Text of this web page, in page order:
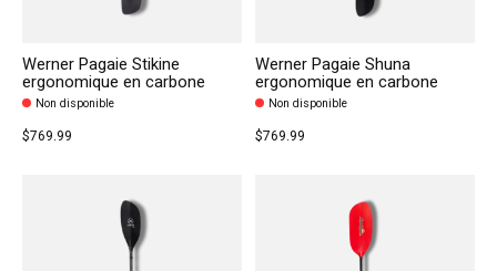
Werner Pagaie Stikine
ergonomique en carbone
Non disponible
$769.99
Werner Pagaie Shuna
ergonomique en carbone
Non disponible
$769.99